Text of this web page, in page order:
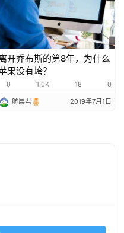
开乔布斯的第8年，为什么
果没有垮？
0 1.0K 18 0
航展君 2019年7月1日